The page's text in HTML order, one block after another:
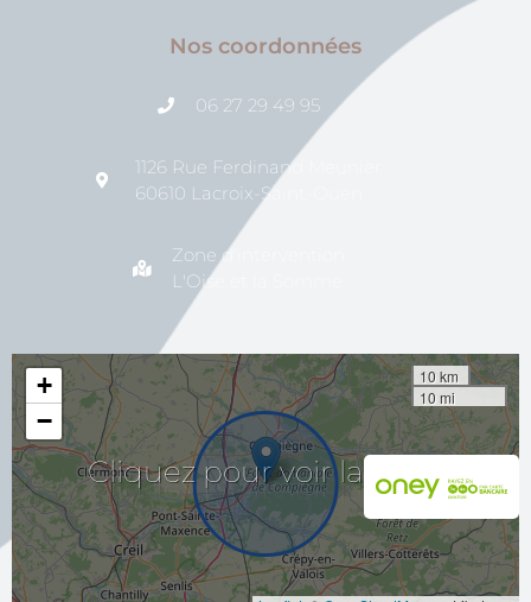
Nos coordonnées
06 27 29 49 95
1126 Rue Ferdinand Meunier
60610 Lacroix-Saint-Ouen
Zone d'intervention
L'Oise et la Somme
Cliquez pour voir la carte
+
−
10 km
10 mi